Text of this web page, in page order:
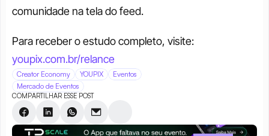
comunidade na tela do feed.
youpix.com.br/relance
Creator Economy YOUPIX
Eventos
Mercado de Eventos
COMPARTILHAR ESSE POST